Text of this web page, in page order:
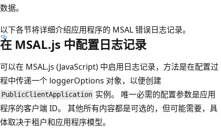
数据。
以下各节将详细介绍应用程序的 MSAL 错误日志记录。
在 MSAL.js 中配置日志记录
可以在 MSAL.js (JavaScript) 中启用日志记录，方法是在配置过
程中传递一个 loggerOptions 对象，以便创建
PublicClientApplication 实例。 唯一必需的配置参数是应用
程序的客户端 ID。 其他所有内容都是可选的，但可能需要，具
体取决于租户和应用程序模型。